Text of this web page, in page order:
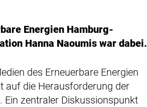
Energien Hamburg-
Hanna Naoumis war dabei.
des Erneuerbare Energien
auf die Herausforderung der
Ein zentraler Diskussionspunkt